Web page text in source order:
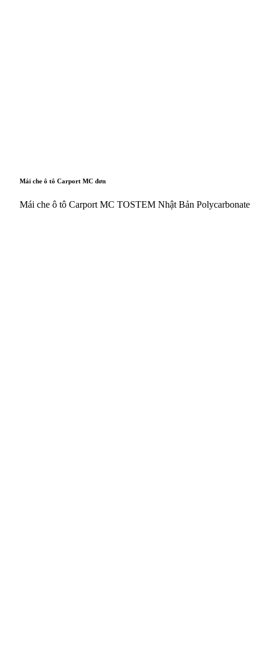
Mái che ô tô Carport MC đơn
Mái che ô tô Carport MC TOSTEM Nhật Bản Polycarbonate